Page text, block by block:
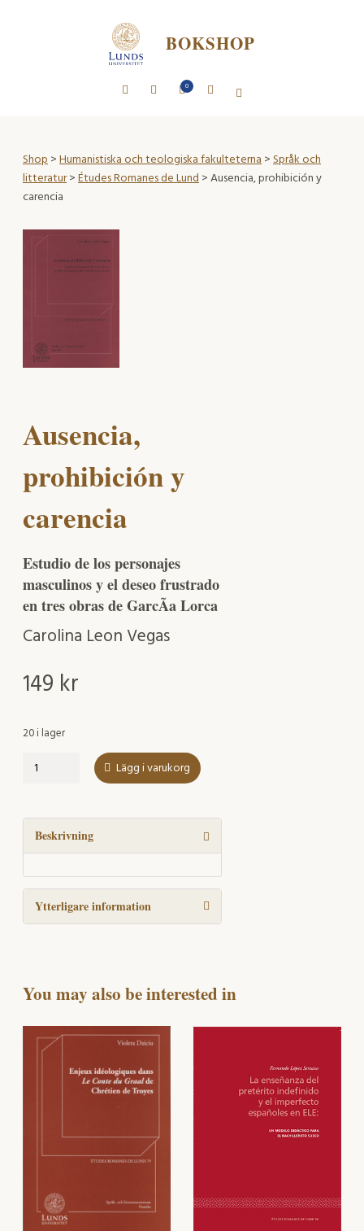
BOKSHOP
0
Shop>Humanistiska och teologiska fakulteterna>Språk och
litteratur>Études Romanes de Lund> Ausencia, prohibición y
carencia
Ausencia,
prohibición y
carencia
Estudio de los personajes
masculinos y el deseo frustrado
en tres obras de GarcÃ­a Lorca
Carolina Leon Vegas
149 kr
20 i lager
Ausencia,
carencia
mängd
Lägg i varukorg
Beskrivning
Ytterligare information
You may also be interested in